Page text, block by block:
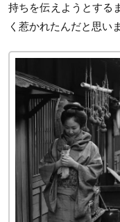
持ちを伝えようとする
く惹かれたんだと思い